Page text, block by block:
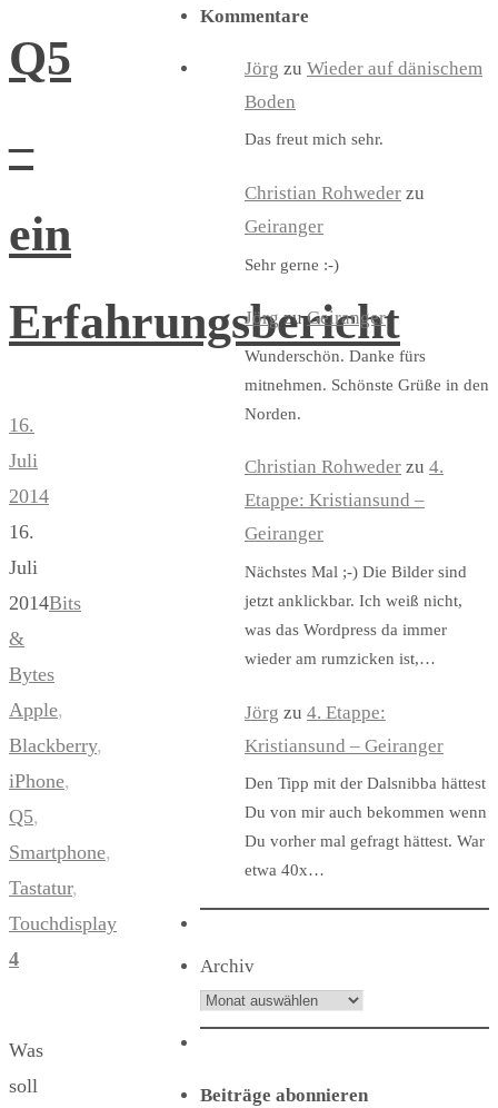
Q5
–
ein
Erfahrungsbericht
16.
Juli
2014
16.
Juli
2014Bits
&
Bytes
Apple,
Blackberry,
iPhone,
Q5,
Smartphone,
Tastatur,
Touchdisplay
4
Was
soll
Kommentare
Jörg zu Wieder auf dänischem
Boden
Das freut mich sehr.
Christian Rohweder zu
Geiranger
Sehr gerne :-)
JörgzuGeiranger
Wunderschön. Danke fürs
mitnehmen. Schönste Grüße in den
Norden.
Christian Rohweder zu 4.
Etappe: Kristiansund –
Geiranger
Nächstes Mal ;-) Die Bilder sind
jetzt anklickbar. Ich weiß nicht,
was das Wordpress da immer
wieder am rumzicken ist,…
Jörg zu 4. Etappe:
Kristiansund – Geiranger
Den Tipp mit der Dalsnibba hättest
Du von mir auch bekommen wenn
Du vorher mal gefragt hättest. War
etwa 40x…
Archiv
Beiträge abonnieren